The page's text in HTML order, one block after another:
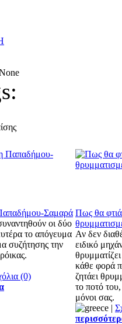
Σαμαρά
οι δύο
το απόγευμα
συζήτησης την
(0)
Πως θα
Αν δεν
ειδικό
κάθε φορά
ζητάει
το ποτό του,
μόνοι σας.
|